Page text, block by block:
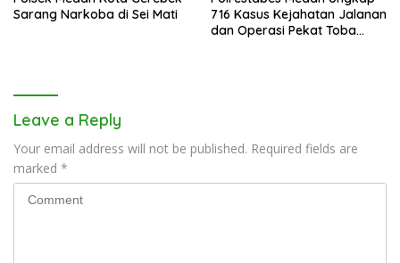
Sarang Narkoba di Sei Mati
716 Kasus Kejahatan Jalanan
dan Operasi Pekat Toba
Leave a Reply
Your email address will not be published. Required fields are
marked *